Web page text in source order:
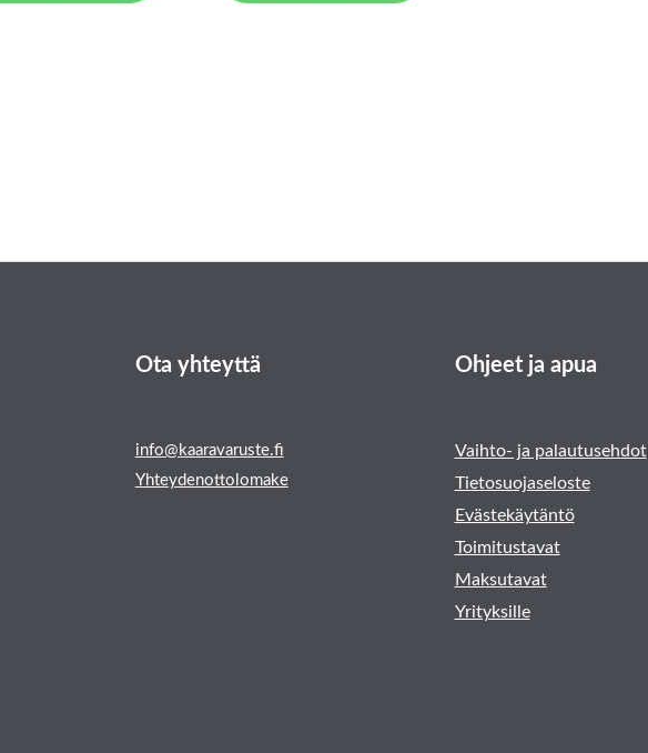
Ota yhteyttä
info@kaaravaruste.fi
Yhteydenottolomake
Ohjeet ja apua
Vaihto- ja palautusehdot
Tietosuojaseloste
Evästekäytäntö
Toimitustavat
Maksutavat
Yrityksille